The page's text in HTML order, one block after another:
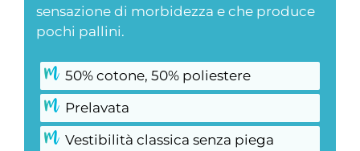
sensazione di morbidezza e che produce
pochi pallini.
50% cotone, 50% poliestere
Prelavata
Vestibilità classica senza piega